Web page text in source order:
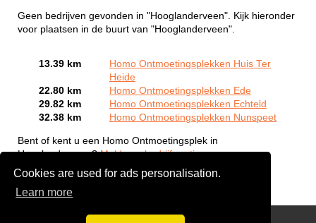
Cookies are used for ads personalisation.
Learn more
Geen bedrijven gevonden in "Hooglanderveen". Kijk hieronder
voor plaatsen in de buurt van "Hooglanderveen".
13.39 km
Homo Ontmoetingsplekken Huis Ter
Heide
22.80 km
Homo Ontmoetingsplekken Ede
29.82 km
Homo Ontmoetingsplekken Echteld
32.38 km
Homo Ontmoetingsplekken Nunspeet
Bent of kent u een Homo Ontmoetingsplek in
Hooglanderveen?Meld een bedrijf gratis aan